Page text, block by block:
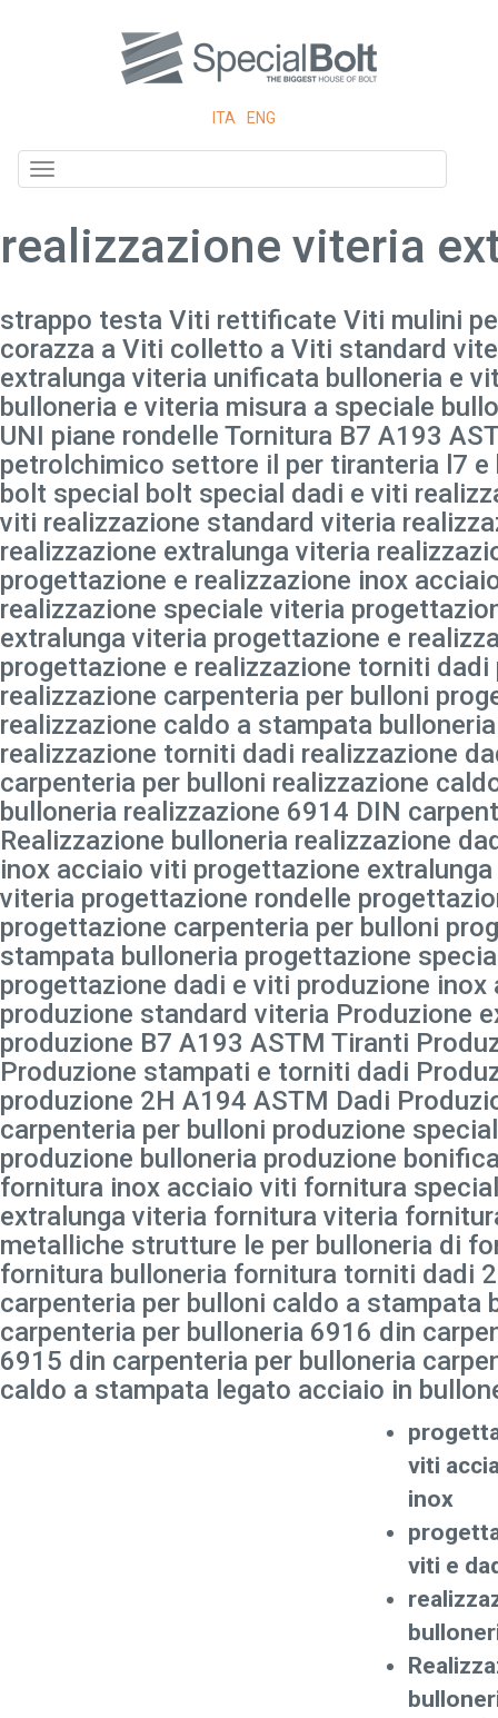
ITA ENG
realizzazione viteria
strappo testa Viti rettificate Viti mulini
corazza a Viti colletto a Viti standard
extralunga viteria unificata bulloneria e
bulloneria e viteria misura a speciale
UNI piane rondelle Tornitura B7 A193
petrolchimico settore il per tiranteria l7
bolt special bolt special dadi e viti
viti realizzazione standard viteria
realizzazione extralunga viteria
progettazione e realizzazione inox
realizzazione speciale viteria
extralunga viteria progettazione e
progettazione e realizzazione torniti
realizzazione carpenteria per bulloni
realizzazione caldo a stampata
realizzazione torniti dadi realizzazione
carpenteria per bulloni realizzazione
bulloneria realizzazione 6914 DIN
Realizzazione bulloneria realizzazione
inox acciaio viti progettazione
viteria progettazione rondelle
progettazione carpenteria per bulloni
stampata bulloneria progettazione
progettazione dadi e viti produzione
produzione standard viteria Produzione
produzione B7 A193 ASTM Tiranti
Produzione stampati e torniti dadi
produzione 2H A194 ASTM Dadi
carpenteria per bulloni produzione
produzione bulloneria produzione
fornitura inox acciaio viti fornitura
extralunga viteria fornitura viteria
metalliche strutture le per bulloneria di
fornitura bulloneria fornitura torniti dadi
carpenteria per bulloni caldo a stampata
carpenteria per bulloneria 6916 din
6915 din carpenteria per bulloneria
caldo a stampata legato acciaio in
viti
inox
viti e